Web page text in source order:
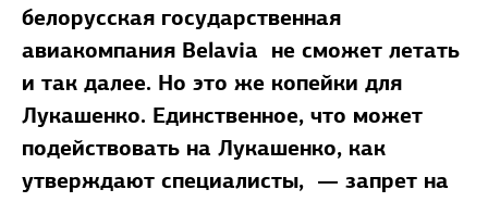
белорусская государственная
авиакомпания Belavia не сможет летать
и так далее. Но это же копейки для
Лукашенко. Единственное, что может
подействовать на Лукашенко, как
утверждают специалисты, — запрет на